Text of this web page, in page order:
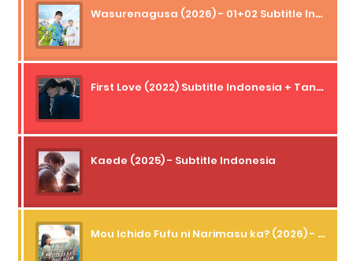
Wasurenagusa (2026) - 01+02 Subtitle Indonesia
First Love (2022) Subtitle Indonesia + Tanpa Iklan + Streaming + 1080p
Kaede (2025) - Subtitle Indonesia
Mou Ichido Fufu ni Narimasu ka? (2026) - 01 Subtitle Indonesia